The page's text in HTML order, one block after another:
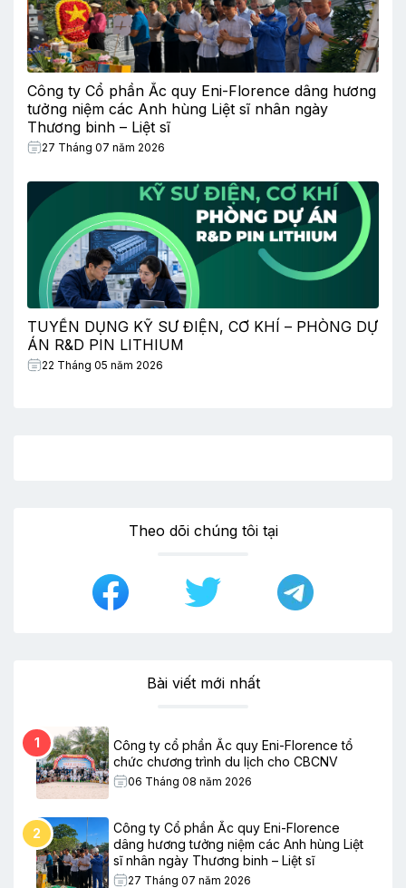
Công ty Cổ phần Ắc quy Eni-Florence dâng hương
tưởng niệm các Anh hùng Liệt sĩ nhân ngày
Thương binh – Liệt sĩ
27 Tháng 07 năm 2026
TUYỂN DỤNG KỸ SƯ ĐIỆN, CƠ KHÍ – PHÒNG DỰ
ÁN R&D PIN LITHIUM
22 Tháng 05 năm 2026
Theo dõi chúng tôi tại
Bài viết mới nhất
1
Công ty cổ phần Ắc quy Eni-Florence tổ
chức chương trình du lịch cho CBCNV
06 Tháng 08 năm 2026
2
Công ty Cổ phần Ắc quy Eni-Florence
dâng hương tưởng niệm các Anh hùng Liệt
sĩ nhân ngày Thương binh – Liệt sĩ
27 Tháng 07 năm 2026